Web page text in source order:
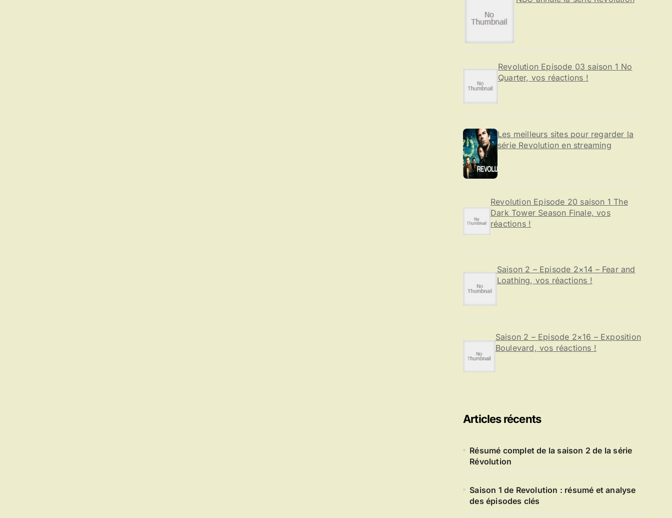
Revolution Episode 03 saison 1 No
Quarter, vos réactions !
Les meilleurs sites pour regarder la
série Revolution en streaming
Revolution Episode 20 saison 1 The
Dark Tower Season Finale, vos
réactions !
Saison 2 – Episode 2×14 – Fear and
Loathing, vos réactions !
Saison 2 – Episode 2×16 – Exposition
Boulevard, vos réactions !
Articles récents
Résumé complet de la saison 2 de la série
Révolution
Saison 1 de Revolution : résumé et analyse
des épisodes clés